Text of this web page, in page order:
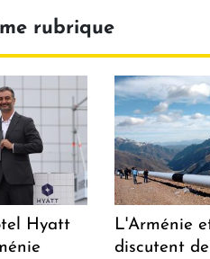
rubrique
Hyatt
L'Arménie
discutent